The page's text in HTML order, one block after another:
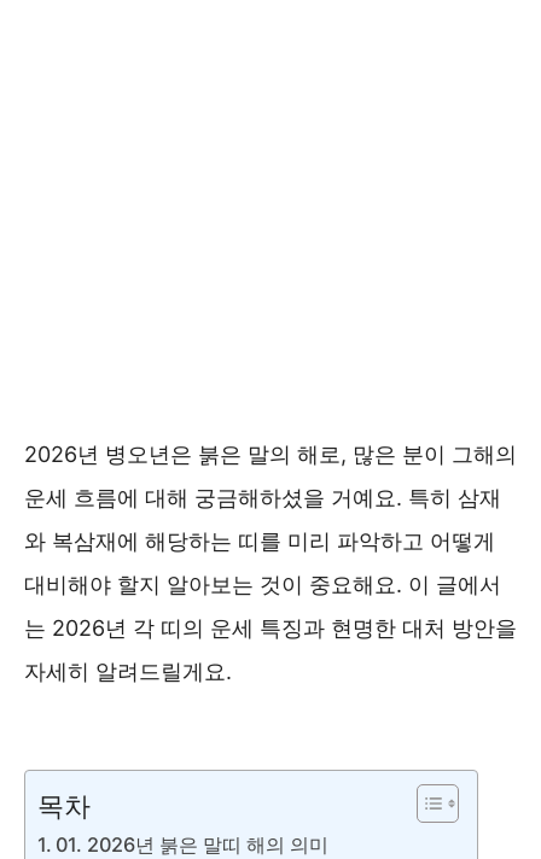
2026년 병오년은 붉은 말의 해로, 많은 분이 그해의
운세 흐름에 대해 궁금해하셨을 거예요. 특히 삼재
와 복삼재에 해당하는 띠를 미리 파악하고 어떻게
대비해야 할지 알아보는 것이 중요해요. 이 글에서
는 2026년 각 띠의 운세 특징과 현명한 대처 방안을
자세히 알려드릴게요.
목차
01. 2026년 붉은 말띠 해의 의미